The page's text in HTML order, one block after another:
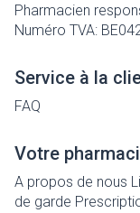
Pharmacien
Numéro TVA:
Service à la
FAQ
Votre
A propos de nous
de garde